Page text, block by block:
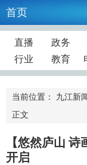
首页
直播 政务
行业
教育
当前位置： 九江新
正文
【悠然庐山
开启